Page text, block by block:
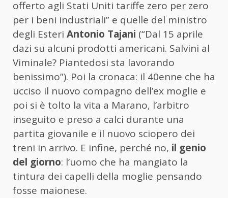
offerto agli Stati Uniti tariffe zero per zero
per i beni industriali” e quelle del ministro
degli Esteri Antonio Tajani (“Dal 15 aprile
dazi su alcuni prodotti americani. Salvini al
Viminale? Piantedosi sta lavorando
benissimo”). Poi la cronaca: il 40enne che ha
ucciso il nuovo compagno dell’ex moglie e
poi si è tolto la vita a Marano, l’arbitro
inseguito e preso a calci durante una
partita giovanile e il nuovo sciopero dei
treni in arrivo. E infine, perché no, il genio
del giorno: l’uomo che ha mangiato la
tintura dei capelli della moglie pensando
fosse maionese.